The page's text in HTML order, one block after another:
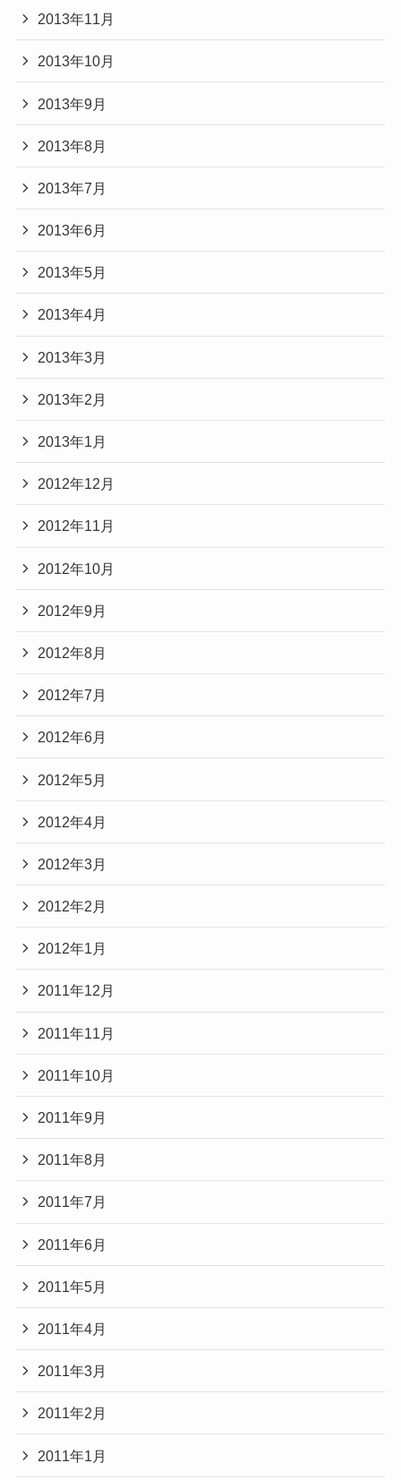
2013年11月
2013年10月
2013年9月
2013年8月
2013年7月
2013年6月
2013年5月
2013年4月
2013年3月
2013年2月
2013年1月
2012年12月
2012年11月
2012年10月
2012年9月
2012年8月
2012年7月
2012年6月
2012年5月
2012年4月
2012年3月
2012年2月
2012年1月
2011年12月
2011年11月
2011年10月
2011年9月
2011年8月
2011年7月
2011年6月
2011年5月
2011年4月
2011年3月
2011年2月
2011年1月